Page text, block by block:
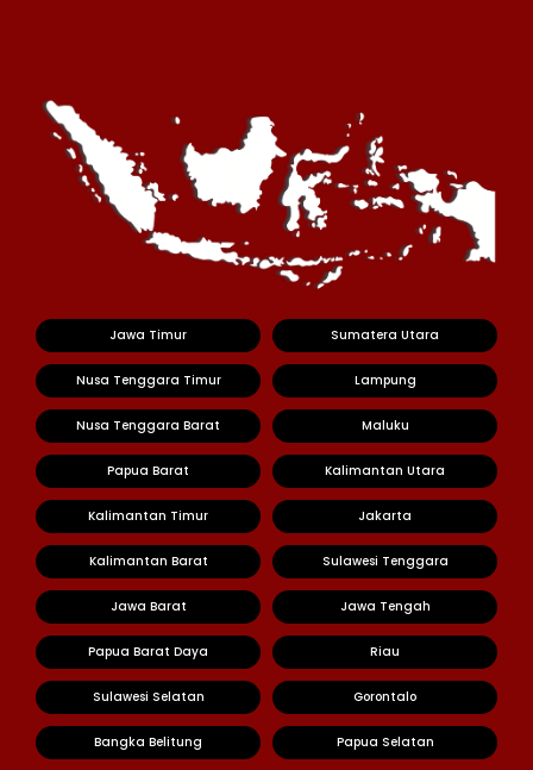
Jawa Timur Sumatera Utara
Nusa Tenggara Timur Lampung
Nusa Tenggara Barat Maluku
Papua Barat Kalimantan Utara
Kalimantan Timur Jakarta
Kalimantan Barat Sulawesi Tenggara
Jawa Barat Jawa Tengah
Papua Barat Daya Riau
Sulawesi Selatan Gorontalo
Bangka Belitung Papua Selatan